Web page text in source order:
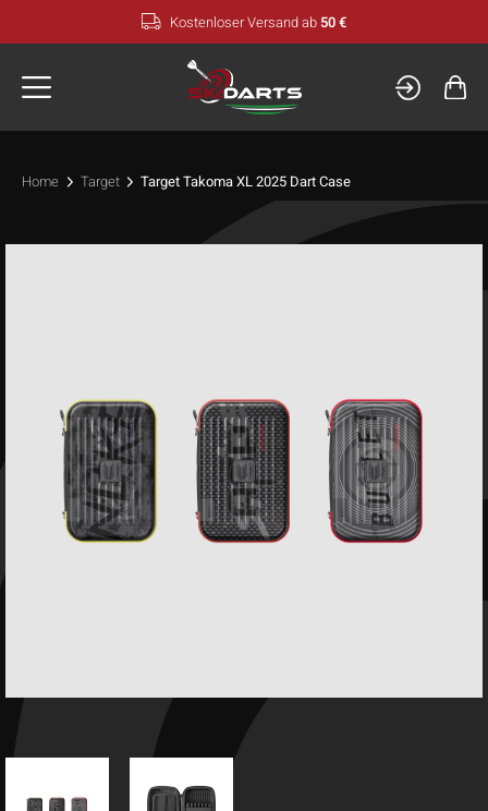
Inhalt
Kostenloser Versand ab 50 €
Home Target Target Takoma XL 2025 Dart Case